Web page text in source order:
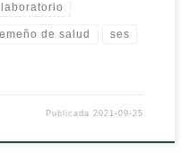
laboratorio
de salud ses
Publicada 2021-09-25